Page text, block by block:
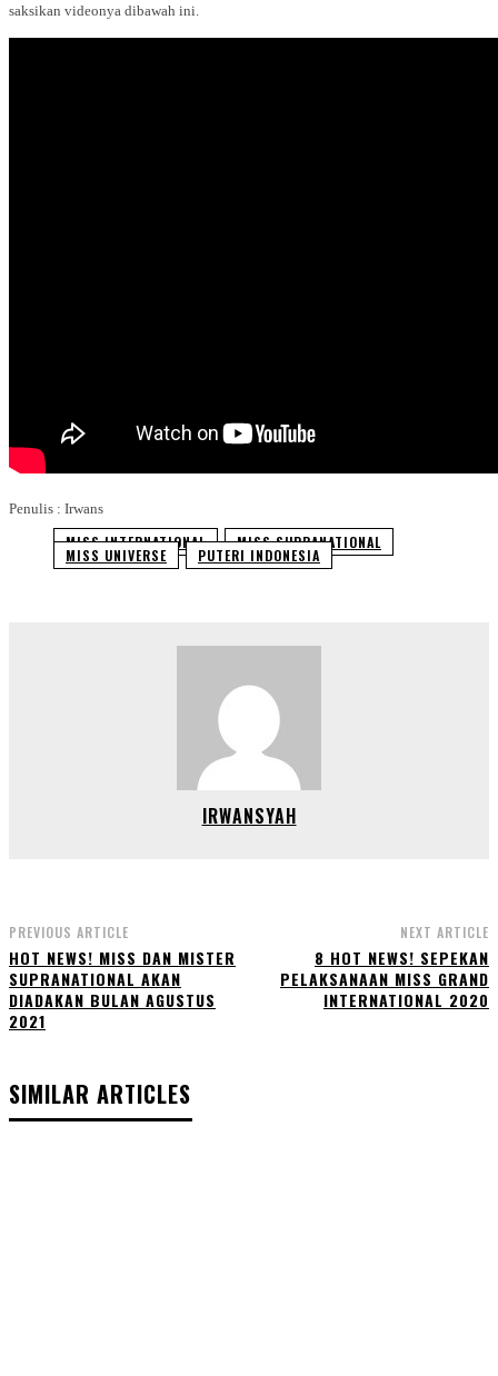
saksikan videonya dibawah ini.
Penulis : Irwans
MISS INTERNATIONAL MISS SUPRANATIONAL
MISS UNIVERSE PUTERI INDONESIA
IRWANSYAH
PREVIOUS ARTICLE
HOT NEWS! MISS DAN MISTER
SUPRANATIONAL AKAN
DIADAKAN BULAN AGUSTUS
2021
NEXT ARTICLE
8 HOT NEWS! SEPEKAN
PELAKSANAAN MISS GRAND
INTERNATIONAL 2020
SIMILAR ARTICLES